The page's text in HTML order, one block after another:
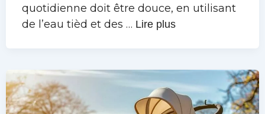
quotidienne doit être douce, en utilisant
de l’eau tièd et des … Lire plus